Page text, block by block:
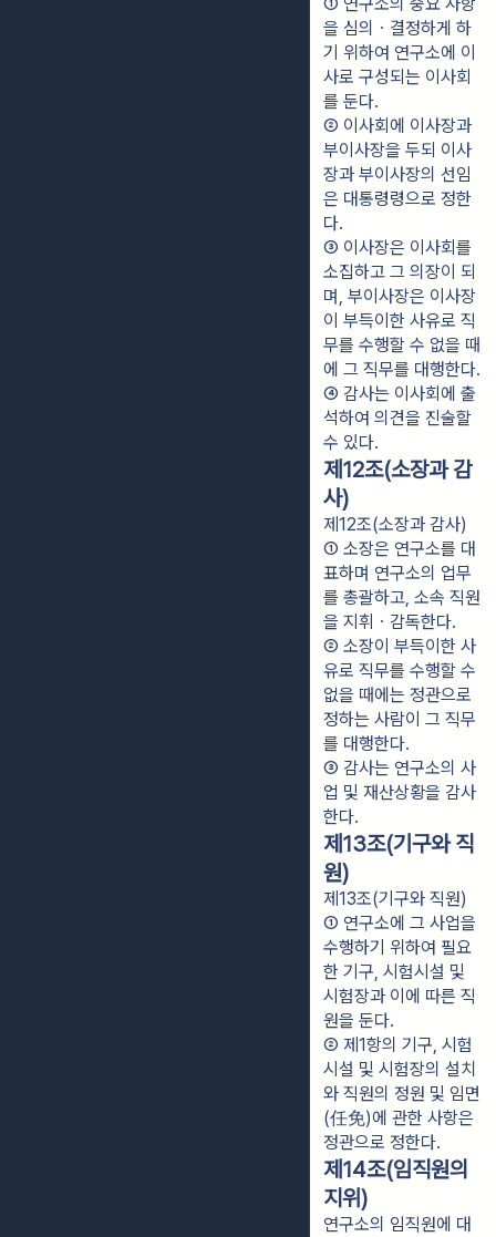
을 심의ㆍ결정하게 하
기 위하여 연구소에 이
사로 구성되는 이사회
를 둔다.
② 이사회에 이사장과
부이사장을 두되 이사
장과 부이사장의 선임
은 대통령령으로 정한
다.
③ 이사장은 이사회를
소집하고 그 의장이 되
며, 부이사장은 이사장
이 부득이한 사유로 직
무를 수행할 수 없을 때
에 그 직무를 대행한다.
④ 감사는 이사회에 출
석하여 의견을 진술할
수 있다.
제12조(소장과 감
사)
제12조(소장과 감사)
① 소장은 연구소를 대
표하며 연구소의 업무
를 총괄하고, 소속 직원
을 지휘ㆍ감독한다.
② 소장이 부득이한 사
유로 직무를 수행할 수
없을 때에는 정관으로
정하는 사람이 그 직무
를 대행한다.
③ 감사는 연구소의 사
업 및 재산상황을 감사
한다.
제13조(기구와 직
원)
제13조(기구와 직원)
① 연구소에 그 사업을
수행하기 위하여 필요
한 기구, 시험시설 및
시험장과 이에 따른 직
원을 둔다.
② 제1항의 기구, 시험
시설 및 시험장의 설치
와 직원의 정원 및 임면
(任免)에 관한 사항은
정관으로 정한다.
제14조(임직원의
지위)
연구소의 임직원에 대